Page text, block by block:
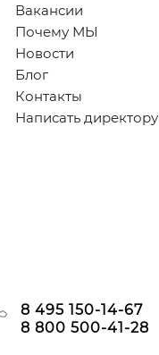
Вакансии
Почему МЫ
Новости
Блог
Контакты
Написать директору
8 495 150-14-67
8 800 500-41-28